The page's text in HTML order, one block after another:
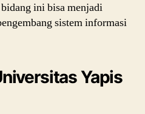
ini bisa menjadi
sistem informasi
Yapis